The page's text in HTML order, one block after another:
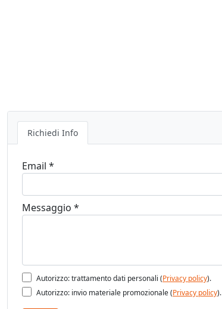
Richiedi Info
Email *
Messaggio *
Autorizzo: trattamento dati personali (Privacy policy).
Autorizzo: invio materiale promozionale (Privacy policy).